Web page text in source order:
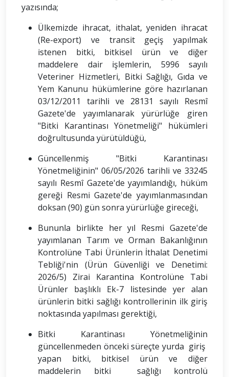
yazısında;
Ülkemizde ihracat, ithalat, yeniden ihracat
(Re-export) ve transit geçiş yapılmak
istenen bitki, bitkisel ürün ve diğer
maddelere dair işlemlerin, 5996 sayılı
Veteriner Hizmetleri, Bitki Sağlığı, Gıda ve
Yem Kanunu hükümlerine göre hazırlanan
03/12/2011 tarihli ve 28131 sayılı Resmî
Gazete'de yayımlanarak yürürlüğe giren
"Bitki Karantinası Yönetmeliği" hükümleri
doğrultusunda yürütüldüğü,
Güncellenmiş "Bitki Karantinası
Yönetmeliğinin" 06/05/2026 tarihli ve 33245
sayılı Resmî Gazete'de yayımlandığı, hüküm
gereği Resmi Gazete'de yayımlanmasından
doksan (90) gün sonra yürürlüğe gireceği,
Bununla birlikte her yıl Resmi Gazete'de
yayımlanan Tarım ve Orman Bakanlığının
Kontrolüne Tabi Ürünlerin İthalat Denetimi
Tebliği'nin (Ürün Güvenliği ve Denetimi:
2026/5) Zirai Karantina Kontrolüne Tabi
Ürünler başlıklı Ek-7 listesinde yer alan
ürünlerin bitki sağlığı kontrollerinin ilk giriş
noktasında yapılması gerektiği,
Bitki Karantinası Yönetmeliğinin
güncellenmeden önceki süreçte yurda giriş
yapan bitki, bitkisel ürün ve diğer
maddelerin bitki sağlığı kontrolü